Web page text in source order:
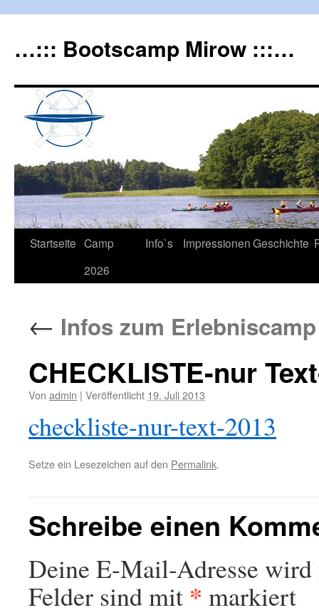
…::: Bootscamp Mirow :::…
Startseite Camp
2026
Info`s ImpressionenGeschichte
← Infos zum
CHECKLISTE-nur
Von admin | Veröffentlicht 19. Juli 2013
checkliste-nur-text-2013
Setze ein Lesezeichen auf den Permalink.
Schreibe einen
Deine E-Mail-Adresse
Felder sind mit * markiert